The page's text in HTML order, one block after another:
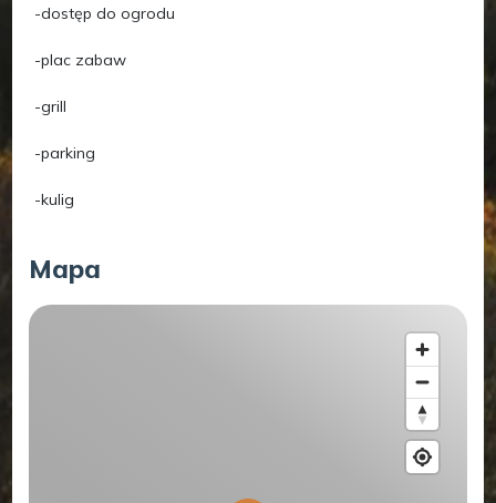
-dostęp do ogrodu
-plac zabaw
-grill
-parking
-kulig
Mapa